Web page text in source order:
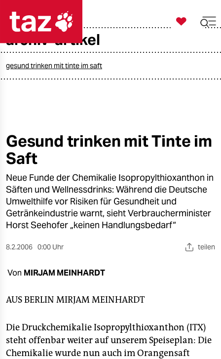
taz zahl ich
öko
gesellschaft
kultur
sport
berlin
nord
wahrheit
veranstaltungen
shop

taz zahl ich
archiv-artikel
gesund trinken mit tinte im saft
Gesund trinken mit Tinte im
Saft
Neue Funde der Chemikalie Isopropylthioxanthon in
Säften und Wellnessdrinks: Während die Deutsche
Umwelthilfe vor Risiken für Gesundheit und
Getränkeindustrie warnt, sieht Verbraucherminister
Horst Seehofer „keinen Handlungsbedarf“
8.2.2006 0:00 Uhr teilen
Von MIRJAM MEINHARDT
AUS BERLIN MIRJAM MEINHARDT
Die Druckchemikalie Isopropylthioxanthon (ITX)
steht offenbar weiter auf unserem Speiseplan: Die
Chemikalie wurde nun auch im Orangensaft